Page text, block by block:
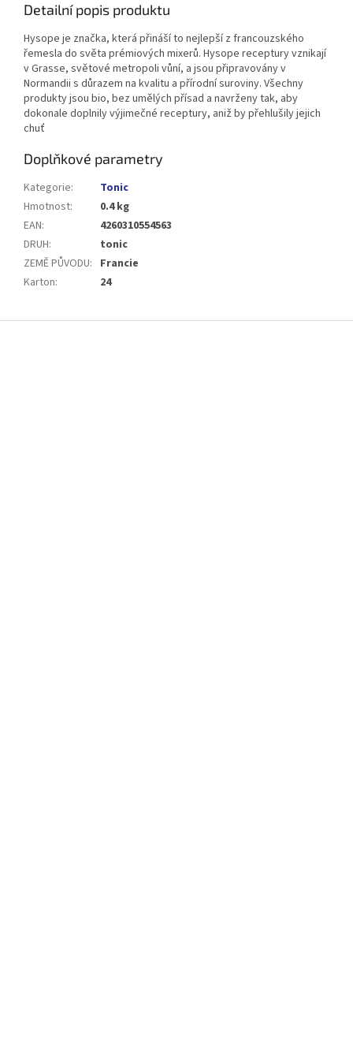
Detailní popis produktu
Hysope je značka, která přináší to nejlepší z francouzského
řemesla do světa prémiových mixerů. Hysope receptury vznikají
vGrasse, světové metropoli vůní, a jsou připravovány v
Normandii s důrazem na kvalitu a přírodní suroviny. Všechny
produkty jsou bio, bez umělých přísad a navrženy tak, aby
dokonale doplnily výjimečné receptury, aniž by přehlušily jejich
chuť
Doplňkové parametry
Kategorie:
Tonic
Hmotnost:
0.4 kg
EAN:
4260310554563
DRUH:
tonic
ZEMĚ PŮVODU: Francie
Karton: 24